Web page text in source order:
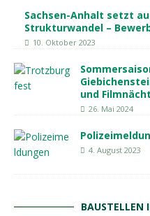
Sachsen-Anhalt setzt
Strukturwandel –
10. Oktober 2023
und
26. Mai 2024
4. August 2023
BAUSTELLEN